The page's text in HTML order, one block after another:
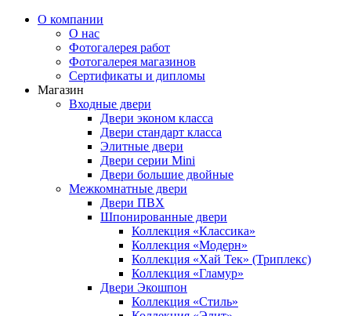
О компании
О нас
Фотогалерея работ
Фотогалерея магазинов
Сертификаты и дипломы
Магазин
Входные двери
Двери эконом класса
Двери стандарт класса
Элитные двери
Двери серии Mini
Двери большие двойные
Межкомнатные двери
Двери ПВХ
Шпонированные двери
Коллекция «Классика»
Коллекция «Модерн»
Коллекция «Хай Тек» (Триплекс)
Коллекция «Гламур»
Двери Экошпон
Коллекция «Cтиль»